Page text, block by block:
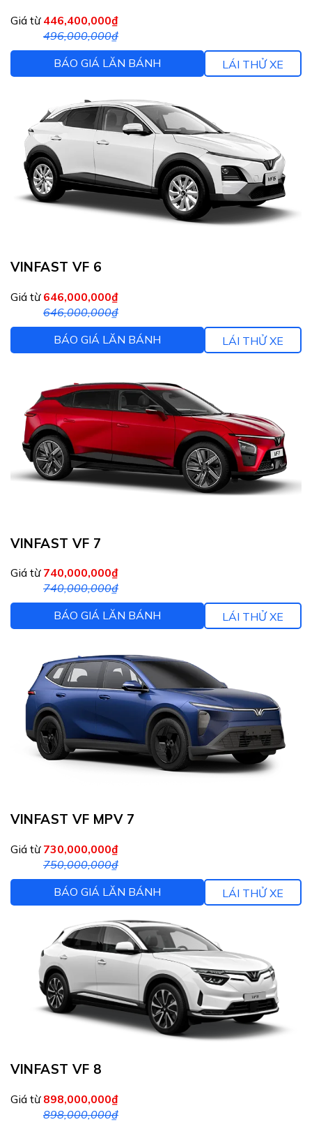
Giá từ 446,400,000₫
496,000,000₫
BÁO GIÁ LĂN BÁNH
LÁI THỬ XE
VINFAST VF 6
Giá từ 646,000,000₫
646,000,000₫
BÁO GIÁ LĂN BÁNH
LÁI THỬ XE
VINFAST VF 7
Giá từ 740,000,000₫
740,000,000₫
BÁO GIÁ LĂN BÁNH
LÁI THỬ XE
VINFAST VF MPV 7
Giá từ 730,000,000₫
750,000,000₫
BÁO GIÁ LĂN BÁNH
LÁI THỬ XE
VINFAST VF 8
Giá từ 898,000,000₫
898,000,000₫